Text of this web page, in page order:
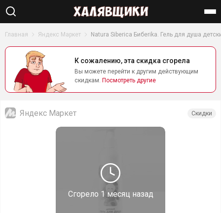
Найти
Главная Яндекс Маркет Natura Siberica Бибеrika. Гель для душа
К сожалению, эта скидка сгорела
Вы можете перейти к другим действующим
скидкам. Посмотреть другие
Сгорело 1 месяц назад
Яндекс Маркет Скидки